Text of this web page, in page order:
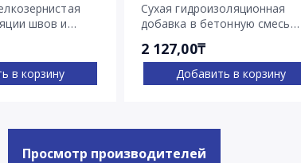
швов и
в корзину
Сухая гидроизоляционная
добавка в бетонную смесь
2 127,00₸
Добавить в корзину
Просмотр производителей